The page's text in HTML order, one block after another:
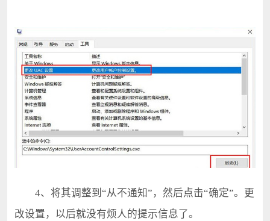
4、将其调整到“从不通知”，然后点击“确定”。更
改设置，以后就没有烦人的提示信息了。